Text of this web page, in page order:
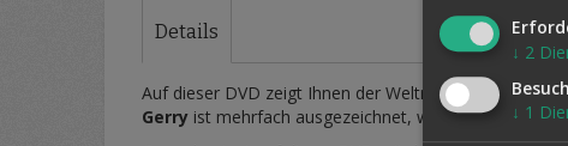
Details
Auf dieser DVD zeigt Ihnen der Weltmeister Gerryalle
Gerry ist mehrfach ausgezeichnet, was er tut, sieht
↓ 2
↓ 1